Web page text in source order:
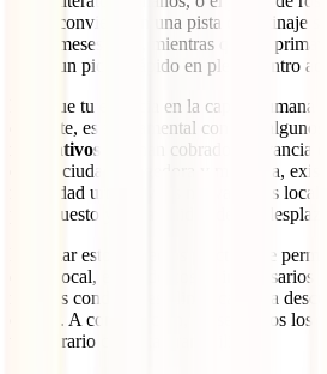
convierte en una pista de patinaje
meses fríos, mientras que en
un picnic rápido en pleno centro
Para que tu estancia en la capital rumana
eficiente, es fundamental conocer algunos
normativos
que han cobrado relevancia
es una ciudad acogedora y moderna,
movilidad urbana y las nuevas tasas
presupuesto y en la fluidez de tus
Dominar estos aspectos prácticos te
de un local, evitando costes innecesarios
mejores condiciones climáticas para
ciudad. A continuación, presentamos los
tu itinerario con total tranquilidad: